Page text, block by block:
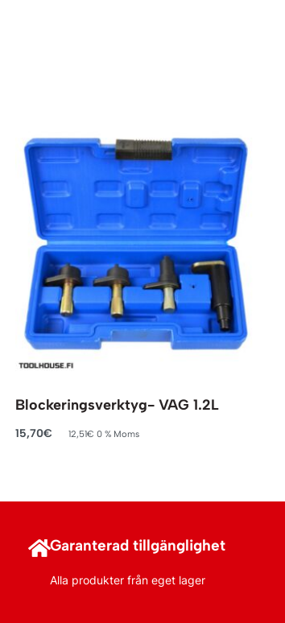
Blockeringsverktyg- VAG 1.2L
15,70€ 12,51€ 0 % Moms
Garanterad tillgänglighet
Alla produkter från eget lager